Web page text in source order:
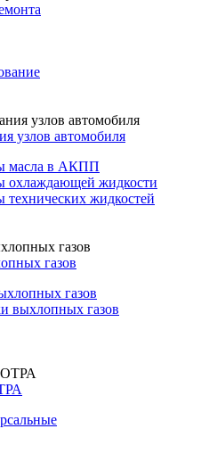
узлов автомобиля
масла в АКПП
охлаждающей жидкости
технических жидкостей
газов
газов
выхлопных газов